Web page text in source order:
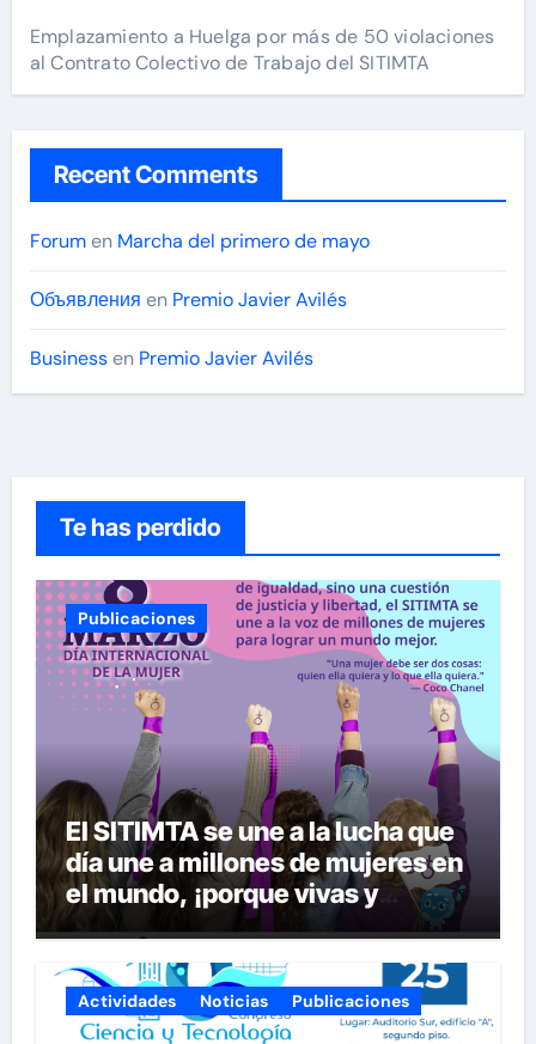
Emplazamiento a Huelga por más de 50 violaciones
al Contrato Colectivo de Trabajo del SITIMTA
Recent Comments
Forumen Marcha del primero de mayo
Объявления en Premio Javier Avilés
Businessen Premio Javier Avilés
Te has perdido
Publicaciones
El SITIMTA se une a la lucha que
día une a millones de mujeres en
el mundo, ¡porque vivas y
seguras nos queremos!
Actividades Noticias Publicaciones